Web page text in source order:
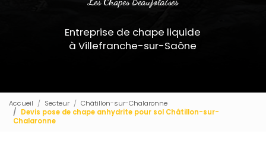
Entreprise de chape liquide
à Villefranche-sur-Saône
Accueil Secteur
Châtillon-sur-Chalaronne
Devis pose de chape anhydrite pour sol Châtillon-sur-
Chalaronne